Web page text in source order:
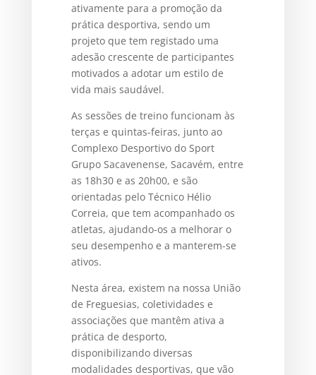
ativamente para a promoção da
prática desportiva, sendo um
projeto que tem registado uma
adesão crescente de participantes
motivados a adotar um estilo de
vida mais saudável.
As sessões de treino funcionam às
terças e quintas-feiras, junto ao
Complexo Desportivo do Sport
Grupo Sacavenense, Sacavém, entre
as 18h30 e as 20h00, e são
orientadas pelo Técnico Hélio
Correia, que tem acompanhado os
atletas, ajudando-os a melhorar o
seu desempenho e a manterem-se
ativos.
Nesta área, existem na nossa União
de Freguesias, coletividades e
associações que mantêm ativa a
prática de desporto,
disponibilizando diversas
modalidades desportivas, que vão